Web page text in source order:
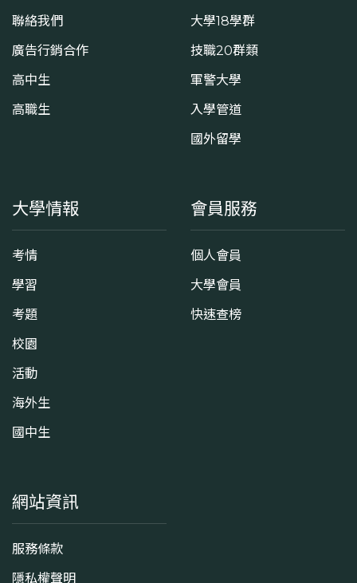
聯絡我們
廣告行銷合作
高中生
高職生
大學18學群
技職20群類
軍警大學
入學管道
國外留學
大學情報
考情
學習
考題
校園
活動
海外生
國中生
會員服務
個人會員
大學會員
快速查榜
網站資訊
服務條款
隱私權聲明